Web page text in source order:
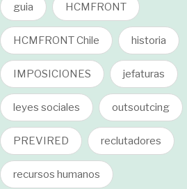
guia HCMFRONT
HCMFRONT Chile historia
IMPOSICIONES jefaturas
leyes sociales outsoutcing
PREVIRED reclutadores
recursos humanos